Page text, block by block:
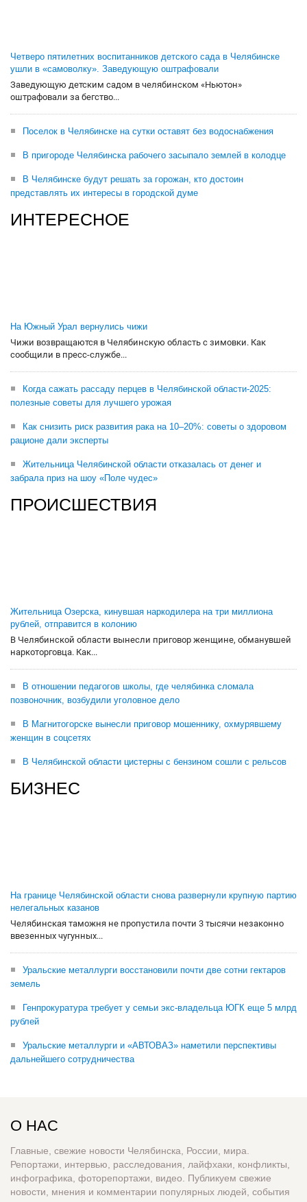
Четверо пятилетних воспитанников детского сада в Челябинске
ушли в «самоволку». Заведующую оштрафовали
Заведующую детским садом в челябинском «Ньютон»
оштрафовали за бегство...
Поселок в Челябинске на сутки оставят без водоснабжения
В пригороде Челябинска рабочего засыпало землей в колодце
В Челябинске будут решать за горожан, кто достоин
представлять их интересы в городской думе
ИНТЕРЕСНОЕ
На Южный Урал вернулись чижи
Чижи возвращаются в Челябинскую область с зимовки. Как
сообщили в пресс-службе...
Когда сажать рассаду перцев в Челябинской области-2025:
полезные советы для лучшего урожая
Как снизить риск развития рака на 10–20%: советы о здоровом
рационе дали эксперты
Жительница Челябинской области отказалась от денег и
забрала приз на шоу «Поле чудес»
ПРОИСШЕСТВИЯ
Жительница Озерска, кинувшая наркодилера на три миллиона
рублей, отправится в колонию
В Челябинской области вынесли приговор женщине, обманувшей
наркоторговца. Как...
В отношении педагогов школы, где челябинка сломала
позвоночник, возбудили уголовное дело
В Магнитогорске вынесли приговор мошеннику, охмурявшему
женщин в соцсетях
В Челябинской области цистерны с бензином сошли с рельсов
БИЗНЕС
На границе Челябинской области снова развернули крупную партию
нелегальных казанов
Челябинская таможня не пропустила почти 3 тысячи незаконно
ввезенных чугунных...
Уральские металлурги восстановили почти две сотни гектаров
земель
Генпрокуратура требует у семьи экс-владельца ЮГК еще 5 млрд
рублей
Уральские металлурги и «АВТОВАЗ» наметили перспективы
дальнейшего сотрудничества
О НАС
Главные, свежие новости Челябинска, России, мира.
Репортажи, интервью, расследования, лайфхаки, конфликты,
инфографика, фоторепортажи, видео. Публикуем свежие
новости, мнения и комментарии популярных людей, события